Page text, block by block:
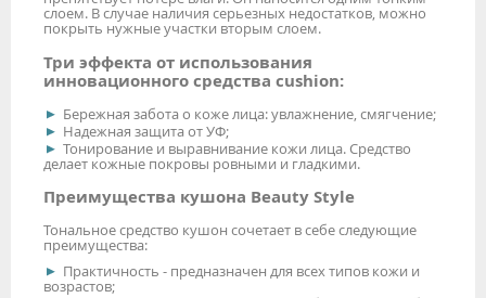
слоем. В случае наличия серьезных недостатков, можно
покрыть нужные участки вторым слоем.
Три эффекта от использования
инновационного средства cushion:
Бережная забота о коже лица: увлажнение, смягчение;
Надежная защита от УФ;
Тонирование и выравнивание кожи лица. Средство
делает кожные покровы ровными и гладкими.
Преимущества кушона Beauty Style
Тональное средство кушон сочетает в себе следующие
преимущества:
Практичность - предназначен для всех типов кожи и
возрастов;